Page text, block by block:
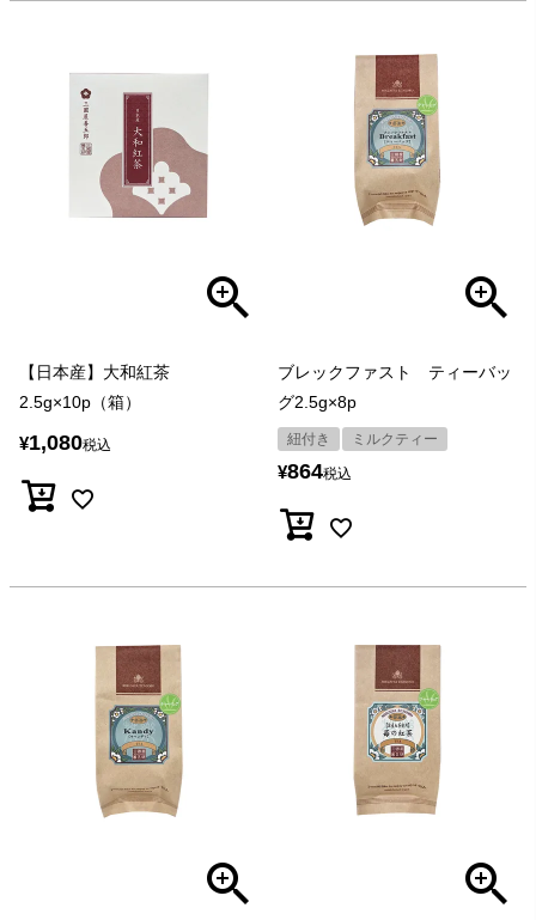
【日本産】大和紅茶
2.5g×10p（箱）
¥1,080税込
ブレックファスト ティーバッ
グ2.5g×8p
紐付き ミルクティー
¥864税込